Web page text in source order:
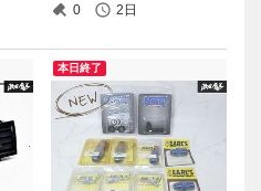
バ 0 2日
本日終了